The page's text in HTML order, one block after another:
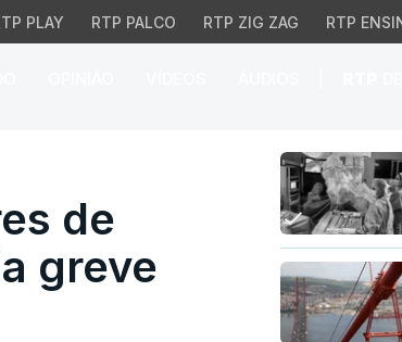
PLAY RTP PALCO RTP ZIG ZAG RTP
de Entidades
de
greve